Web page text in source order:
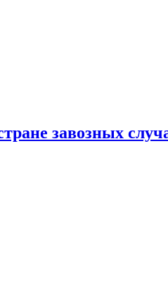
завозных